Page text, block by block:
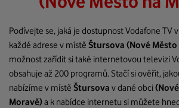
Podívejte se, jaká je dostupnost Vodafone TV
každé adrese v místě Štursova (Nové
možnost zařídit si také internetovou televizi
obsahuje až 200 programů. Stačí si ověřit,
nabízíme v místě Štursova v dané obci
Moravě)a k nabídce internetu si můžete